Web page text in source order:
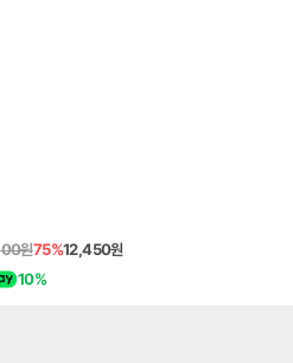
원75%12,450원
10%